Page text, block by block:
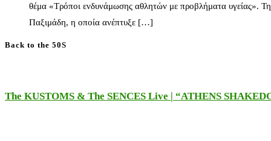
θέμα «Τρόποι ενδυνάμωσης αθλητών με προβλήματα υγείας».
Παξιμάδη, η οποία ανέπτυξε […]
Back to the 50S
The KUSTOMS & The SENCES Live | “ATHENS